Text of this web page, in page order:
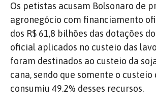
Os petistas acusam Bolsonaro de
agronegócio com financiamento
dos R$ 61,8 bilhões das dotações
oficial aplicados no custeio das
foram destinados ao custeio da
cana, sendo que somente o custeio
consumiu 49.2% desses recursos.